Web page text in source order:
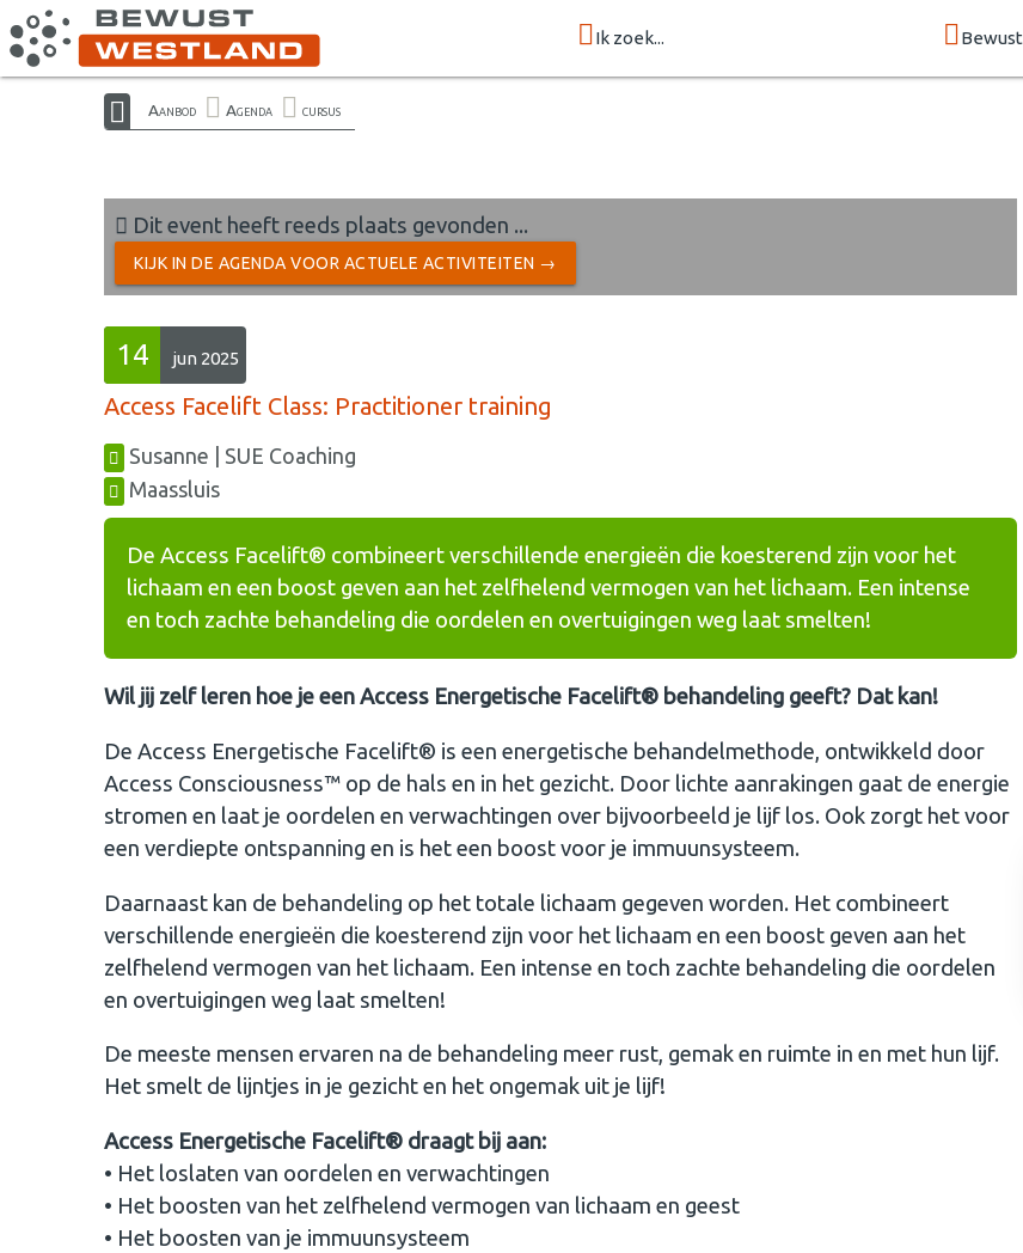
Ik zoek...
Aanbod Agenda cursus
Dit event heeft reeds plaats gevonden ...
KIJK IN DE AGENDA VOOR ACTUELE ACTIVITEITEN →
14 jun 2025
Access Facelift Class: Practitioner training
Susanne | SUE Coaching
Maassluis
De Access Facelift® combineert verschillende energieën die koesterend zijn voor het
lichaam en een boost geven aan het zelfhelend vermogen van het lichaam. Een intense
en toch zachte behandeling die oordelen en overtuigingen weg laat smelten!
Wil jij zelf leren hoe je een Access Energetische Facelift® behandeling geeft? Dat kan!
De Access Energetische Facelift® is een energetische behandelmethode, ontwikkeld door
Access Consciousness™ op de hals en in het gezicht. Door lichte aanrakingen gaat de energie
stromen en laat je oordelen en verwachtingen over bijvoorbeeld je lijf los. Ook zorgt het voor
een verdiepte ontspanning en is het een boost voor je immuunsysteem.
Daarnaast kan de behandeling op het totale lichaam gegeven worden. Het combineert
verschillende energieën die koesterend zijn voor het lichaam en een boost geven aan het
zelfhelend vermogen van het lichaam. Een intense en toch zachte behandeling die oordelen
en overtuigingen weg laat smelten!
De meeste mensen ervaren na de behandeling meer rust, gemak en ruimte in en met hun lijf.
Het smelt de lijntjes in je gezicht en het ongemak uit je lijf!
Access Energetische Facelift® draagt bij aan:
• Het loslaten van oordelen en verwachtingen
• Het boosten van het zelfhelend vermogen van lichaam en geest
• Het boosten van je immuunsysteem